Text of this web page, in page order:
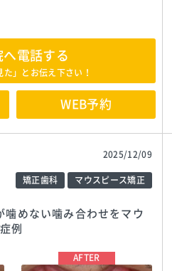
へ電話する
た」とお伝え下さい！
WEB予約
矯正歯科 マウスピース矯正
2025/12/09
めない噛み合わせをマウ
例